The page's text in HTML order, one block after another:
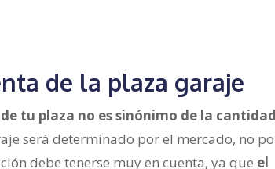
de la plaza garaje
tu plaza no es sinónimo de la
será determinado por el mercado, no
debe tenerse muy en cuenta, ya que el